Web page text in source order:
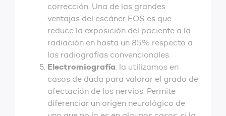
corrección. Una de las grandes
ventajas del escáner EOS es que
reduce la exposición del paciente a la
radiación en hasta un 85% respecto a
las radiografías convencionales.
Electromiografía: la utilizamos en
casos de duda para valorar el grado de
afectación de los nervios. Permite
diferenciar un origen neurológico de